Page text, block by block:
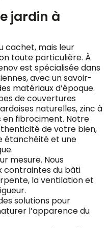
jardin à
cachet, mais leur
toute particulière. À
est spécialisée dans
avec un savoir-
matériaux d’époque.
de couvertures
naturelles, zinc à
en fibrociment. Notre
de votre bien,
étanchéité et une
mesure. Nous
contraintes du bâti
la ventilation et
solutions pour
l’apparence du